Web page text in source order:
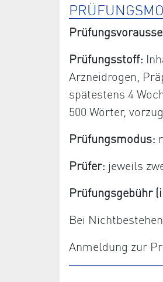
Prüfungsstoff:
Arzneidrogen,
spätestens 4
500 Wörter,
Prüfungsmodus:
Prüfer: jeweils
Prüfungsgebühr
Bei
Anmeldung zur